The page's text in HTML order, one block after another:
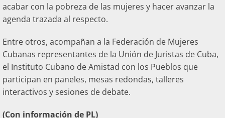
acabar con la pobreza de las mujeres y hacer avanzar la
agenda trazada al respecto.
Entre otros, acompañan a la Federación de Mujeres
Cubanas representantes de la Unión de Juristas de Cuba,
el Instituto Cubano de Amistad con los Pueblos que
participan en paneles, mesas redondas, talleres
interactivos y sesiones de debate.
(Con información de PL)